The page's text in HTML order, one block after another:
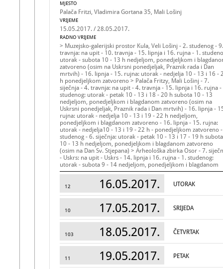
MJESTO
Palača Fritzi, Vladimira Gortana 35, Mali Lošinj
VRIJEME
15.05.2017. / 28.05.2017.
RADNO VRIJEME
> Muzejsko-galerijski prostor Kula, Veli Lošinj - 2. studenog - 9.
travnja: na upit - 10. travnja - 15. lipnja i 16. rujna - 1.
utorak - subota 10 - 13 h nedjeljom, ponedjeljkom i
zatvoreno (osim na Uskrsni ponedjeljak, Praznik rada i Dan
mrtvih) - 16. lipnja - 15. rujna: utorak - nedjelja 10 - 13 i 16 -
h ponedjeljkom zatvoreno > Palača Fritzy, Mali Lošinj - 7.
siječnja - 4. travnja: na upit - 4. travnja - 15. lipnja i 16. rujna -
studenog: utorak - petak 10 - 13 i 18 - 20 h subota 10 - 13
nedjeljom, ponedjeljkom i blagdanom zatvoreno (osim na
Uskrsni ponedjeljak, Praznik rada i Dan mrtvih) - 16. lipnja -
rujna: utorak - nedjelja 10 - 13 i 19 - 22 h nedjeljom,
ponedjeljkom i blagdanom zatvoreno - 16. lipnja - 15. rujna:
utorak - nedjelja10 - 13 i 19 - 22 h - ponedjeljkom zatvoreno
studenog - 6. siječnja: utorak - petak 10 - 13 i 17 - 19 h subota
10 - 13 h nedjeljom, ponedjeljkom i blagdanom zatvoreno
(osim na Dan Sv. Stjepana) > Arheološka zbirka Osor - 7.
- Uskrs: na upit - Uskrs - 14. lipnja i 16. rujna - 1. studenog:
utorak - subota 9 - 14 nedjeljom, ponedjeljkom i blagdanom
zatvoreno (osim na Uskrsni ponedjeljak, Praznik rada i Dan
mrtvih) - 15. lipnja - 15. rujna: utorak - nedjelja 10 - 13 i 19 -
h ponedjeljkom zatvoreno - 2. studenog - 6. siječnja: utorak -
subota 9 - 13 h nedjeljom, ponedjeljkom i blagdanom
Marijana Dlačić, kustosica i Martinela Dragičević, muzejska
pedagoginja i kustosica
> svi odjeli da, za osobne potrebe, bez upotrebe bljeskalice i
stativa, uz posebnu dozvolu ravnatelja
ne
UNOS
12 16.05.2017. UTORAK
10 17.05.2017. SRIJEDA
103 18.05.2017. ČETVRTAK
11 19.05.2017. PETAK